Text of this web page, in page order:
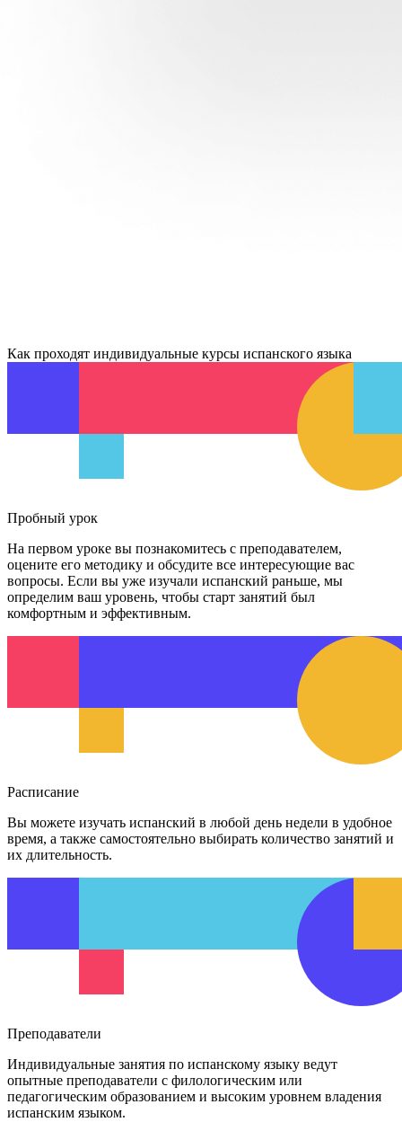
Как проходят индивидуальные курсы испанского языка
Пробный урок
На первом уроке вы познакомитесь с преподавателем,
оцените его методику и обсудите все интересующие вас
вопросы. Если вы уже изучали испанский раньше, мы
определим ваш уровень, чтобы старт занятий был
комфортным и эффективным.
Расписание
Вы можете изучать испанский в любой день недели в удобное
время, а также самостоятельно выбирать количество занятий и
их длительность.
Преподаватели
Индивидуальные занятия по испанскому языку ведут
опытные преподаватели с филологическим или
педагогическим образованием и высоким уровнем владения
испанским языком.